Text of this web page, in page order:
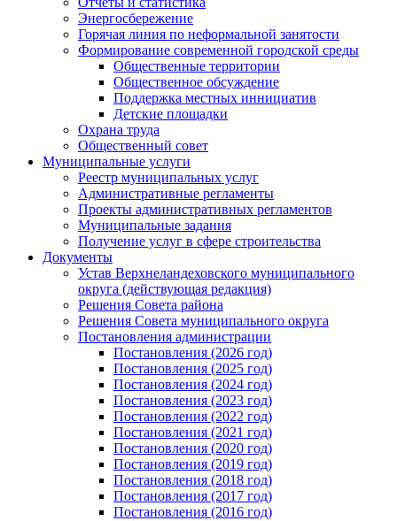
Энергосбережение
Горячая линия по неформальной занятости
Формирование современной городской среды
Общественные территории
Общественное обсуждение
Поддержка местных иннициатив
Детские площадки
Охрана труда
Общественный совет
Муниципальные услуги
Реестр муниципальных услуг
Административные регламенты
Проекты административных регламентов
Муниципальные задания
Получение услуг в сфере строительства
Документы
Устав Верхнеландеховского муниципального
округа (действующая редакция)
Решения Совета района
Решения Совета муниципального округа
Постановления администрации
Постановления (2026 год)
Постановления (2025 год)
Постановления (2024 год)
Постановления (2023 год)
Постановления (2022 год)
Постановления (2021 год)
Постановления (2020 год)
Постановления (2019 год)
Постановления (2018 год)
Постановления (2017 год)
Постановления (2016 год)